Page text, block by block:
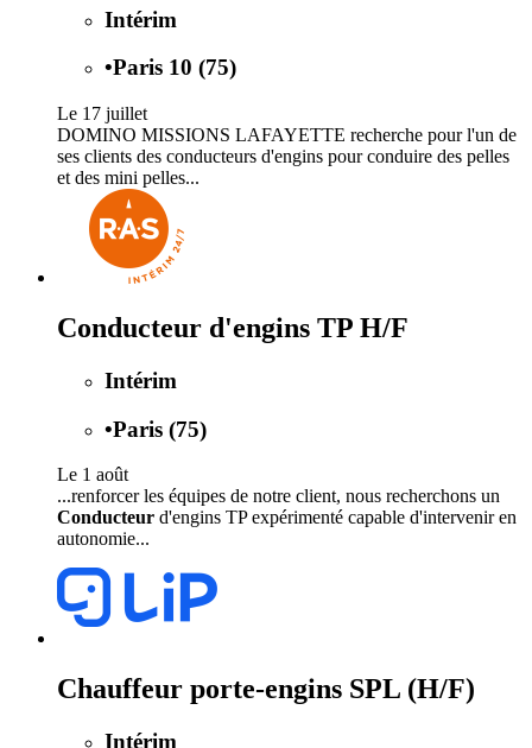
Intérim
•Paris 10 (75)
Le 17 juillet
DOMINO MISSIONS LAFAYETTE recherche pour l'un de
ses clients des conducteurs d'engins pour conduire des pelles
et des mini pelles...
Conducteur d'engins TP H/F
Intérim
•Paris (75)
Le 1 août
...renforcer les équipes de notre client, nous recherchons un
Conducteur d'engins TP expérimenté capable d'intervenir en
autonomie...
Chauffeur porte-engins SPL (H/F)
Intérim